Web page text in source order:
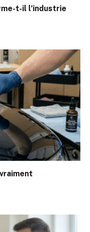
t-il l’industrie